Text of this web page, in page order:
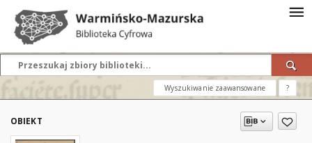
Wyszukiwanie zaawansowane ?
OBIEKT